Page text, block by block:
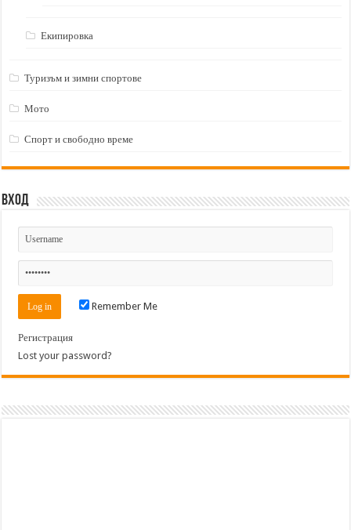
Екипировка
Туризъм и зимни спортове
Мото
Спорт и свободно време
Вход
Remember Me
Регистрация
Lost your password?